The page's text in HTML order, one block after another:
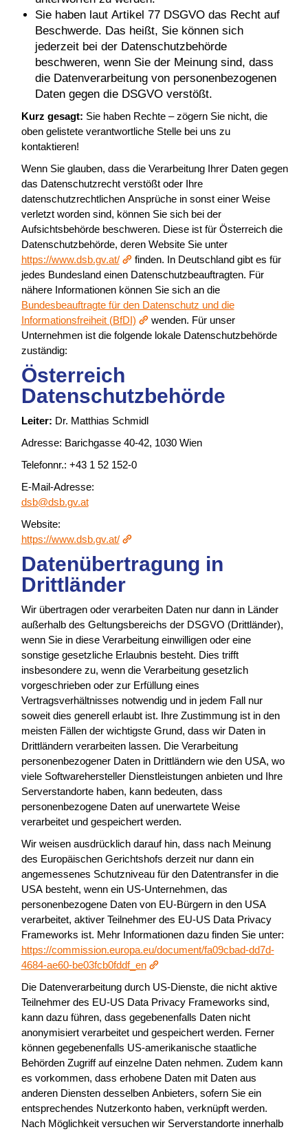
Sie haben laut Artikel 77 DSGVO das Recht auf
Beschwerde. Das heißt, Sie können sich
jederzeit bei der Datenschutzbehörde
beschweren, wenn Sie der Meinung sind, dass
die Datenverarbeitung von personenbezogenen
Daten gegen die DSGVO verstößt.
Kurz gesagt: Sie haben Rechte – zögern Sie nicht, die
oben gelistete verantwortliche Stelle bei uns zu
kontaktieren!
Wenn Sie glauben, dass die Verarbeitung Ihrer Daten gegen
das Datenschutzrecht verstößt oder Ihre
datenschutzrechtlichen Ansprüche in sonst einer Weise
verletzt worden sind, können Sie sich bei der
Aufsichtsbehörde beschweren. Diese ist für Österreich die
Datenschutzbehörde, deren Website Sie unter
https://www.dsb.gv.at/
finden. In Deutschland gibt es für
jedes Bundesland einen Datenschutzbeauftragten. Für
nähere Informationen können Sie sich an die
Bundesbeauftragte für den Datenschutz und die
Informationsfreiheit (BfDI)
wenden. Für unser
Unternehmen ist die folgende lokale Datenschutzbehörde
zuständig:
Österreich
Datenschutzbehörde
Leiter: Dr. Matthias Schmidl
Adresse: Barichgasse 40-42, 1030 Wien
Telefonnr.: +43 1 52 152-0
E-Mail-Adresse:
dsb@dsb.gv.at
Website:
https://www.dsb.gv.at/
Datenübertragung in
Drittländer
Wir übertragen oder verarbeiten Daten nur dann in Länder
außerhalb des Geltungsbereichs der DSGVO (Drittländer),
wenn Sie in diese Verarbeitung einwilligen oder eine
sonstige gesetzliche Erlaubnis besteht. Dies trifft
insbesondere zu, wenn die Verarbeitung gesetzlich
vorgeschrieben oder zur Erfüllung eines
Vertragsverhältnisses notwendig und in jedem Fall nur
soweit dies generell erlaubt ist. Ihre Zustimmung ist in den
meisten Fällen der wichtigste Grund, dass wir Daten in
Drittländern verarbeiten lassen. Die Verarbeitung
personenbezogener Daten in Drittländern wie den USA, wo
viele Softwarehersteller Dienstleistungen anbieten und Ihre
Serverstandorte haben, kann bedeuten, dass
personenbezogene Daten auf unerwartete Weise
verarbeitet und gespeichert werden.
Wir weisen ausdrücklich darauf hin, dass nach Meinung
des Europäischen Gerichtshofs derzeit nur dann ein
angemessenes Schutzniveau für den Datentransfer in die
USA besteht, wenn ein US-Unternehmen, das
personenbezogene Daten von EU-Bürgern in den USA
verarbeitet, aktiver Teilnehmer des EU-US Data Privacy
Frameworks ist. Mehr Informationen dazu finden Sie unter:
https://commission.europa.eu/document/fa09cbad-dd7d-
4684-ae60-be03fcb0fddf_en
Die Datenverarbeitung durch US-Dienste, die nicht aktive
Teilnehmer des EU-US Data Privacy Frameworks sind,
kann dazu führen, dass gegebenenfalls Daten nicht
anonymisiert verarbeitet und gespeichert werden. Ferner
können gegebenenfalls US-amerikanische staatliche
Behörden Zugriff auf einzelne Daten nehmen. Zudem kann
es vorkommen, dass erhobene Daten mit Daten aus
anderen Diensten desselben Anbieters, sofern Sie ein
entsprechendes Nutzerkonto haben, verknüpft werden.
Nach Möglichkeit versuchen wir Serverstandorte innerhalb